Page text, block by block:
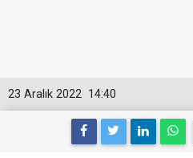
14:40
23 Aralık 2022